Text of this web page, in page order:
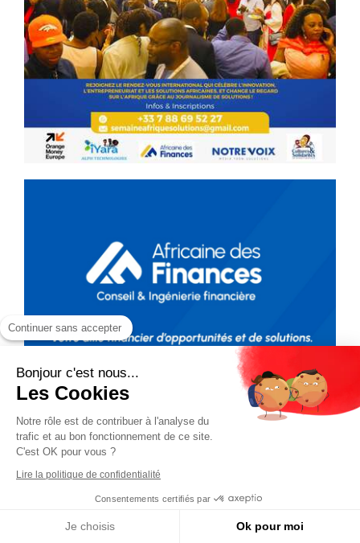
Continuer sans accepter
Bonjour c'est nous...
Les Cookies
Notre rôle est de contribuer à l'analyse du
trafic et au bon fonctionnement de ce site.
C'est OK pour vous ?
Lire la politique de confidentialité
Consentements certifiés par
Je choisis Ok pour moi